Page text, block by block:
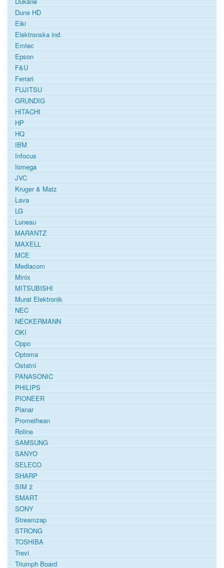
Dune HD
Eiki
Elektronska ind.
Emtec
Epson
F&U
Ferrari
FUJITSU
GRUNDIG
HITACHI
HP
HQ
IBM
Infocus
Iomega
JVC
Kruger & Matz
Lava
LG
Luneau
MARANTZ
MAXELL
MCE
Mediacom
Minix
MITSUBISHI
Murat Elektronik
NEC
NECKERMANN
OKI
Oppo
Optoma
Ostatní
PANASONIC
PHILIPS
PIONEER
Planar
Promethean
Roline
SAMSUNG
SANYO
SELECO
SHARP
SIM 2
SMART
SONY
Streamzap
STRONG
TOSHIBA
Trevi
Triumph Board